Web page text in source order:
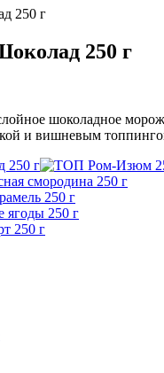
250 г
шоколадное
и вишневым